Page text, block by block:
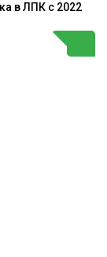
в ЛПК с 2022